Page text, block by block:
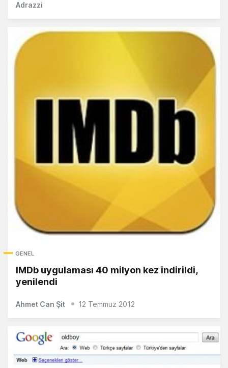
Adrazzi
GENEL
IMDb uygulaması 40 milyon kez indirildi,
yenilendi
Ahmet Can Şit 12 Temmuz 2012